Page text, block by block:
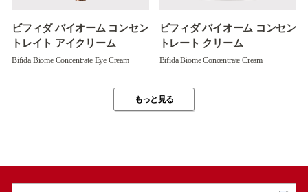
ビフィダ バイオーム コンセン
トレイト アイクリーム
Bifida Biome Concentrate Eye Cream
ビフィダ バイオーム コンセン
トレート クリーム
Bifida Biome Concentrate Cream
もっと見る